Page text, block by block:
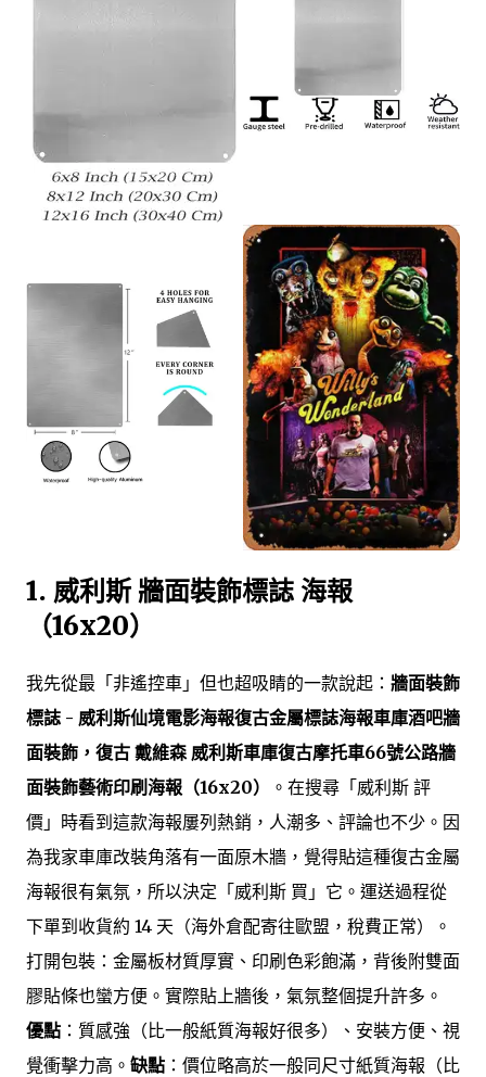
1. 威利斯 牆面裝飾標誌 海報
（16x20）
我先從最「非遙控車」但也超吸睛的一款說起： 牆面裝飾
標誌 - 威利斯仙境電影海報復古金屬標誌海報車庫酒吧牆
面裝飾，復古 戴維森 威利斯車庫復古摩托車66號公路牆
面裝飾藝術印刷海報（16x20）
。在搜尋「威利斯 評
價」時看到這款海報屢列熱銷，人潮多、評論也不少。因
為我家車庫改裝角落有一面原木牆，覺得貼這種復古金屬
海報很有氣氛，所以決定「威利斯 買」它。運送過程從
下單到收貨約 14 天（海外倉配寄往歐盟，稅費正常）。
打開包裝：金屬板材質厚實、印刷色彩飽滿，背後附雙面
膠貼條也蠻方便。實際貼上牆後，氣氛整個提升許多。
優點 ：質感強（比一般紙質海報好很多）、安裝方便、視
覺衝擊力高。 缺點 ：價位略高於一般同尺寸紙質海報（比